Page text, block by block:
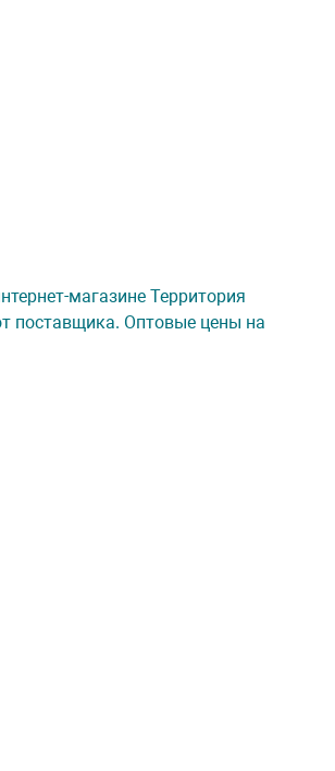
магазине Территория
поставщика. Оптовые цены на